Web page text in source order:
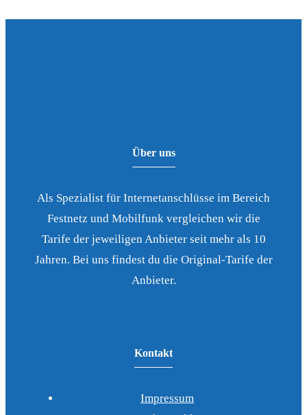
Über uns
Als Spezialist für Internetanschlüsse im Bereich
Festnetz und Mobilfunk vergleichen wir die
Tarife der jeweiligen Anbieter seit mehr als 10
Jahren. Bei uns findest du die Original-Tarife der
Anbieter.
Kontakt
Impressum